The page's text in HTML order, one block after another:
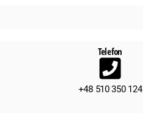
Telefon
+48 510 350 124